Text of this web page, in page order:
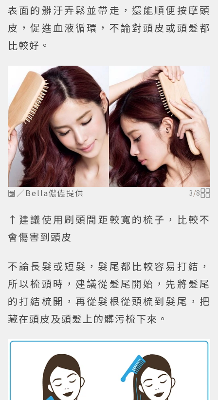
表面的髒汙弄鬆並帶走，還能順便按摩頭
皮，促進血液循環，不論對頭皮或頭髮都
比較好。
圖／Bella儂儂提供 3/8
↑建議使用刷頭間距較寬的梳子，比較不
會傷害到頭皮
不論長髮或短髮，髮尾都比較容易打結，
所以梳頭時，建議從髮尾開始，先將髮尾
的打結梳開，再從髮根從頭梳到髮尾，把
藏在頭皮及頭髮上的髒污梳下來。